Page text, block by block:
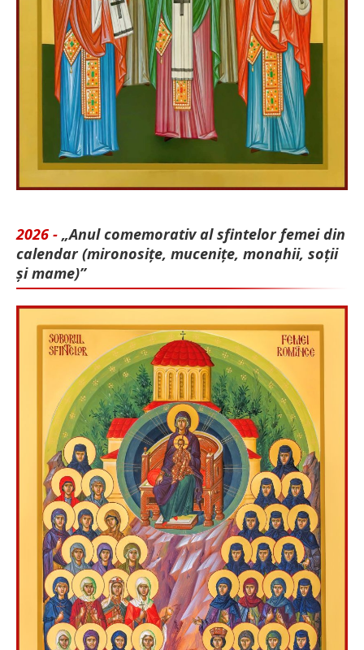
2026 - „Anul comemorativ al sfintelor femei din
calendar (mironosițe, mu­cenițe, monahii, soții
și mame)”